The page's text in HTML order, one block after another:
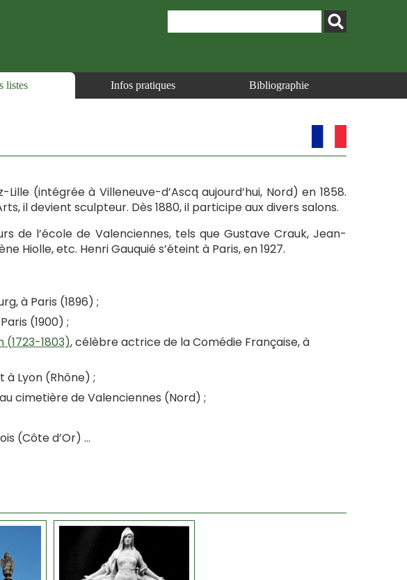
listes Infos pratiques Bibliographie
(intégrée à Villeneuve-d’Ascq aujourd’hui, Nord) en 1858.
il devient sculpteur. Dès 1880, il participe aux divers salons.
de l’école de Valenciennes, tels que Gustave Crauk, Jean-
Hiolle, etc. Henri Gauquié s’éteint à Paris, en 1927.
à Paris (1896) ;
(1900) ;
(1723-1803), célèbre actrice de la Comédie Française, à
Lyon (Rhône) ;
cimetière de Valenciennes (Nord) ;
(Côte d’Or) …